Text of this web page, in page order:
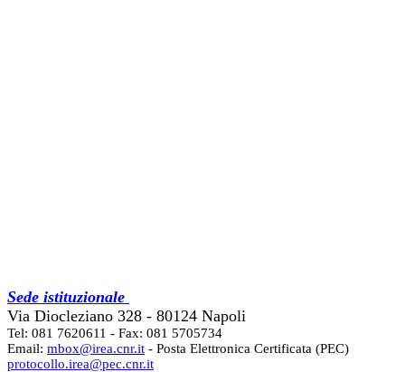
Sede istituzionale
Via Diocleziano 328 - 80124 Napoli
Tel: 081 7620611 - Fax: 081 5705734
Email: mbox@irea.cnr.it - Posta Elettronica Certificata (PEC)
protocollo.irea@pec.cnr.it